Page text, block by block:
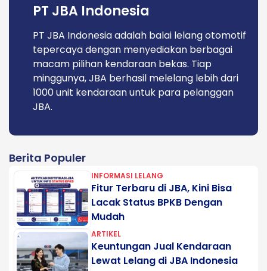
PT JBA Indonesia
PT JBA Indonesia adalah balai lelang otomotif
tepercaya dengan menyediakan berbagai
macam pilihan kendaraan bekas. Tiap
minggunya, JBA berhasil melelang lebih dari
1000 unit kendaraan untuk para pelanggan
JBA.
Berita Populer
INFORMASI LELANG
Fitur Terbaru di JBA, Kini Bisa
Lacak Status BPKB Dengan
Mudah
ARTIKEL
Keuntungan Jual Kendaraan
Lewat Lelang di JBA Indonesia